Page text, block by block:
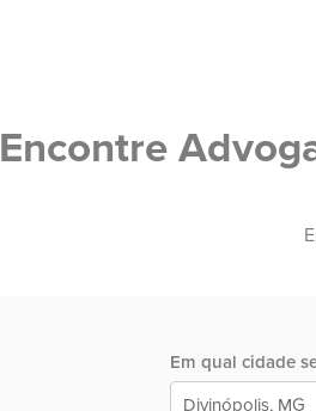
Encontre
Em qual cidade